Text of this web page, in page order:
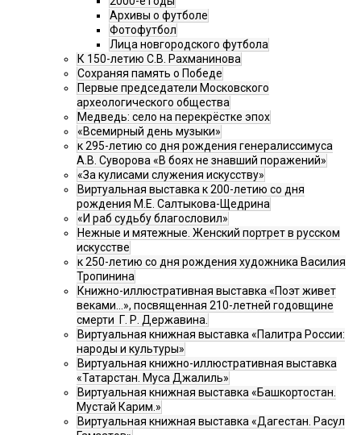
Архивы о футболе
Фотофутбол
Лица новгородского футбола
К 150-летию С.В. Рахманинова
Сохраняя память о Победе
Первые председатели Московского
археологического общества
Медведь: село на перекрёстке эпох
«Всемирный день музыки»
к 295-летию со дня рождения генералиссимуса
А.В. Суворова «В боях не знавший поражений»
«За кулисами служения искусству»
Виртуальная выставка к 200-летию со дня
рождения М.Е. Салтыкова-Щедрина
«И раб судьбу благословил»
Нежные и мятежные. Женский портрет в русском
искусстве
к 250-летию со дня рождения художника Василия
Тропинина
Книжно-иллюстративная выставка «Поэт живет
веками…», посвященная 210-летней годовщине
смерти Г. Р. Державина.
Виртуальная книжная выставка «Палитра России:
народы и культуры»
Виртуальная книжно-иллюстративная выставка
«Татарстан. Муса Джалиль»
Виртуальная книжная выставка «Башкортостан.
Мустай Карим.»
Виртуальная книжная выставка «Дагестан. Расул